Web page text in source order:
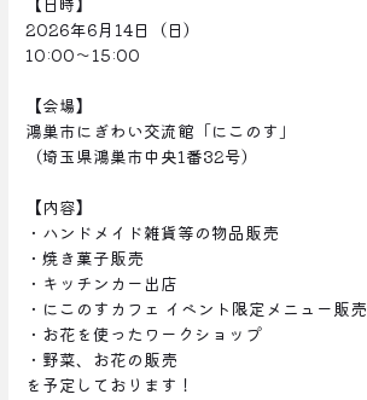
2026年6月14日（日）
10:00～15:00
【会場】
鴻巣市にぎわい交流館「にこのす」
（埼玉県鴻巣市中央1番32号）
【内容】
・ハンドメイド雑貨等の物品販売
・焼き菓子販売
・キッチンカー出店
・にこのすカフェ イベント限定メニュー販売
・お花を使ったワークショップ
・野菜、お花の販売
を予定しております！